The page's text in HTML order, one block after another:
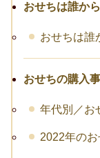
おせちは誰か
おせちは誰
おせちの購入事
年代別／お
2022年のお